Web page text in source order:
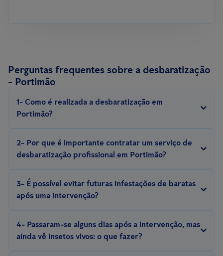
Perguntas frequentes sobre a desbaratização
- Portimão
1- Como é realizada a desbaratização em
Portimão?
especializados, com iscos, armadilhas, repelentes, inseticidas,
2- Por que é importante contratar um serviço de
desbaratização profissional em Portimão?
um técnico experiente conhece o comportamento e a biologia
3- É possível evitar futuras infestações de baratas
após uma intervenção?
de medidas preventivas, como a adequada manutenção do
4- Passaram-se alguns dias após a intervenção, mas
ainda vê insetos vivos: o que fazer?